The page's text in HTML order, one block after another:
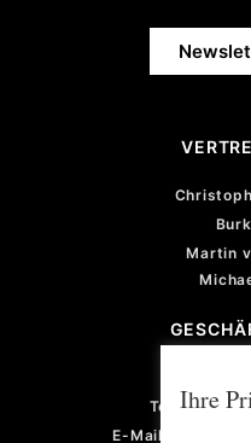
Martin
Telefon:
E-Mail:
Ihre